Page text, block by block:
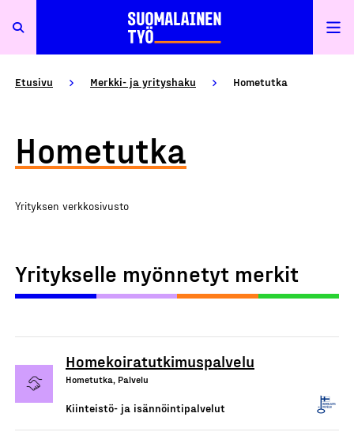
Etusivu Merkki- ja yrityshaku Hometutka
Hometutka
Yrityksen verkkosivusto
Yritykselle myönnetyt merkit
Homekoiratutkimuspalvelu
Hometutka, Palvelu
Kiinteistö- ja isännöintipalvelut